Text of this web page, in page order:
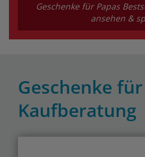
Geschenke für Papas
ansehen &
Geschenke
Kaufberatung